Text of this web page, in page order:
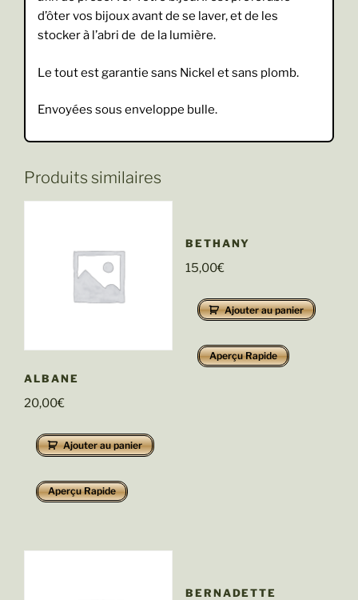
d’ôter vos bijoux avant de se laver, et de les
stocker à l’abri de de la lumière.
Le tout est garantie sans Nickel et sans plomb.
Envoyées sous enveloppe bulle.
Produits similaires
ALBANE
20,00€
Ajouter au panier
Aperçu Rapide
BETHANY
15,00€
Ajouter au panier
Aperçu Rapide
BERNADETTE